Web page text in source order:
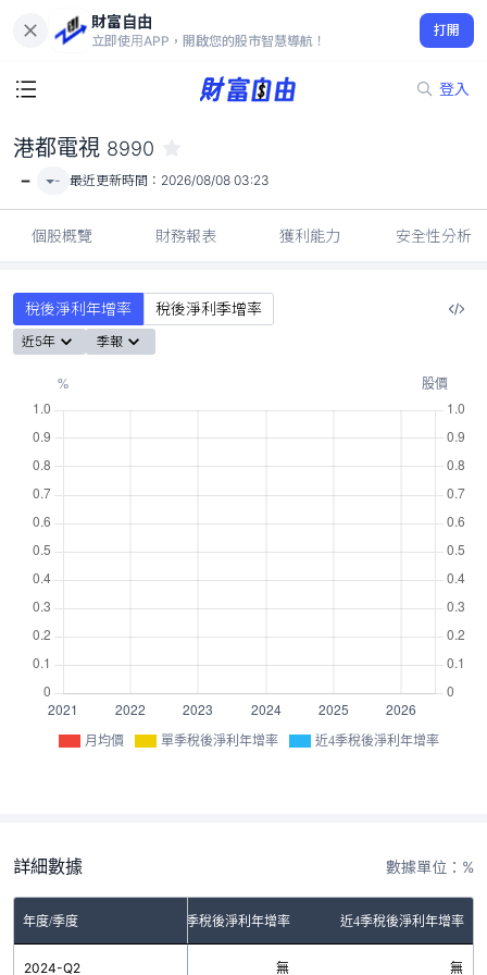
財富自由
立即使用APP，開啟您的股市智慧導航！
打開
登入
-
港都電視 8990
- - 最近更新時間： 2026/08/08 03:23
個股概覽 財務報表 獲利能力 安全性分析
稅後淨利年增率 稅後淨利季增率
近5年 季報
月均價 單季稅後淨利年增率 近4季稅後淨利年增率
詳細數據 數據單位：%
年度/季度 單季稅後淨利年增率 近4季稅後淨利年增率
2024-Q2 無 無